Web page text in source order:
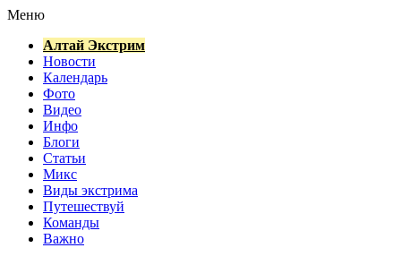
Меню
Алтай Экстрим
Новости
Календарь
Фото
Видео
Инфо
Блоги
Статьи
Микс
Виды экстрима
Путешествуй
Команды
Важно